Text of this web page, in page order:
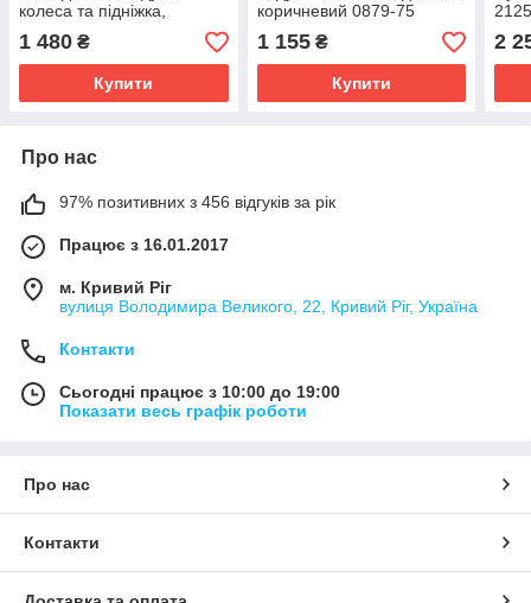
колеса та підніжка,
блакитний 14802
1 480 ₴
Купити
коричневий 0879-75
1 155₴
Купити
2
Про нас
97% позитивних з 456 відгуків за рік
Працює з 16.01.2017
м. Кривий Ріг
вулиця Володимира Великого, 22, Кривий Ріг, Україна
Контакти
Сьогодні працює з 10:00 до 19:00
Показати весь графік роботи
Про нас
Контакти